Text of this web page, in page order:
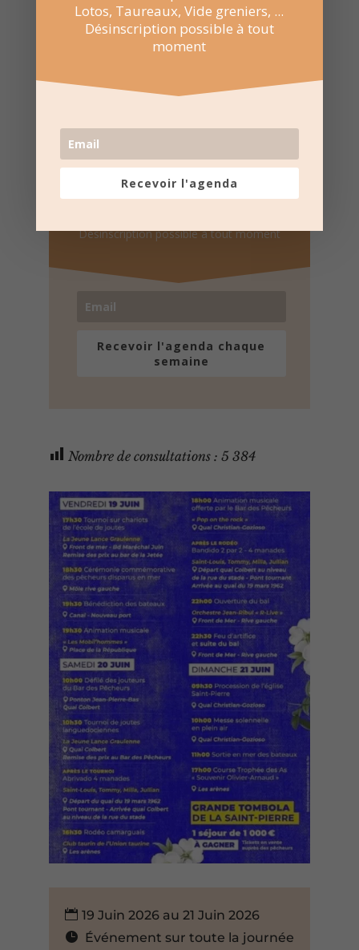
Recevez l'agenda par
e-mail
Une fois par semaine en un coup d'oeil
Désinscription possible à tout moment
Recevoir l'agenda chaque
semaine
Nombre de consultations : 5 384
19 Juin 2026 au 21 Juin 2026
Événement sur toute la journée
Lotos, Taureaux, Vide greniers, ...
Désinscription possible à tout
moment
Recevoir l'agenda